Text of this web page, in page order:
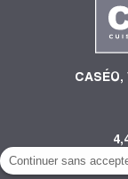
Continuer sans
CASÉO,
2 755